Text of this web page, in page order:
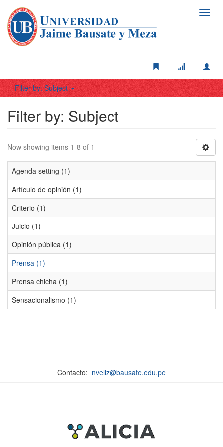
Filter by: Subject
Filter by: Subject
Now showing items 1-8 of 1
Agenda setting (1)
Artículo de opinión (1)
Criterio (1)
Juicio (1)
Opinión pública (1)
Prensa (1)
Prensa chicha (1)
Sensacionalismo (1)
Contacto: nveliz@bausate.edu.pe